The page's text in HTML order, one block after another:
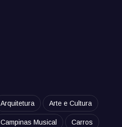
Arquitetura Arte e Cultura
Campinas Musical Carros